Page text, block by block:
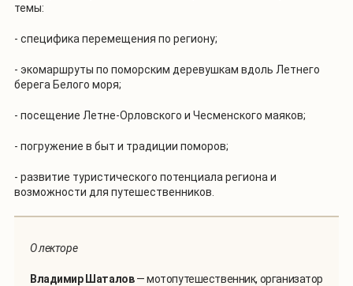
темы:
- специфика перемещения по региону;
- экомаршруты по поморским деревушкам вдоль Летнего
берега Белого моря;
- посещение Летне-Орловского и Чесменского маяков;
- погружение в быт и традиции поморов;
- развитие туристического потенциала региона и
возможности для путешественников.
О лекторе
Владимир Шаталов— мотопутешественник, организатор